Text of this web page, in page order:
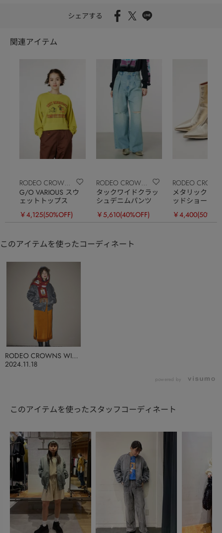
シェアする
関連アイテム
RODEO CROWNS
WIDE BOWL
G/O VARIOUS スウ
ェットトップス
￥4,125(50%OFF)
RODEO CROWNS
WIDE BOWL
タックワイドクラッ
シュデニムパンツ
￥5,610(40%OFF)
RODEO
WIDE BOWL
メタリックポ
ッドショート
￥4,400
このアイテムを使ったコーディネート
2024.11.18
RODEO CROWNS WIDE
BOWL
powered by
このアイテムを使ったスタッフコーディネート